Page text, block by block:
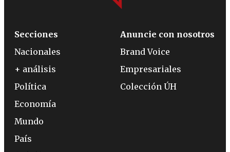
Secciones
Nacionales
+ análisis
Política
Economía
Mundo
País
Anuncie con nosotros
Brand Voice
Empresariales
Colección ÚH